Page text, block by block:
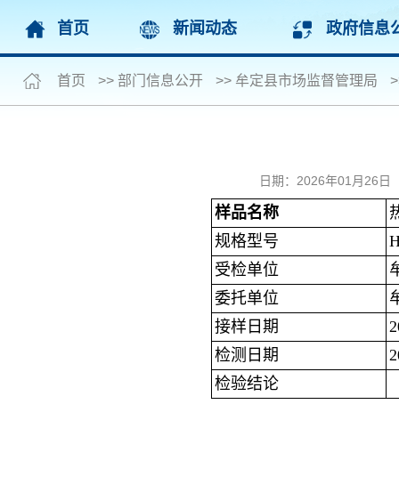
首页 新闻动态 政府信息
首页 >> 部门信息公开 >> 牟定县市场监督管理局
日期：2026年01月26
样品名称
规格型号
受检单位
委托单位
接样日期
检测日期
检验结论